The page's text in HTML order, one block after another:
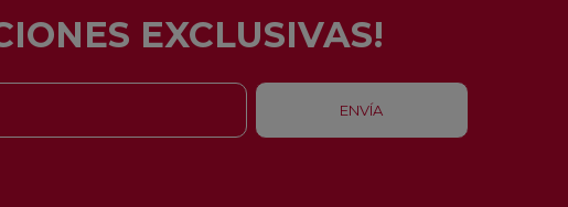
EXCLUSIVAS!